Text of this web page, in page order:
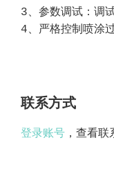
3、参数调试‌：调
4、严格控制喷涂
联系方式
登录账号 ，查看